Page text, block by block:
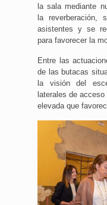
la sala mediante
la reverberación,
asistentes y se
para favorecer la
Entre las
de las butacas
la visión del
laterales de
elevada que